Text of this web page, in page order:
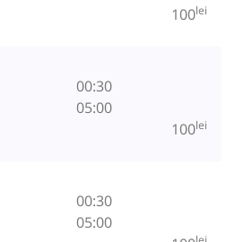
100lei
00:30
05:00
100lei
00:30
05:00